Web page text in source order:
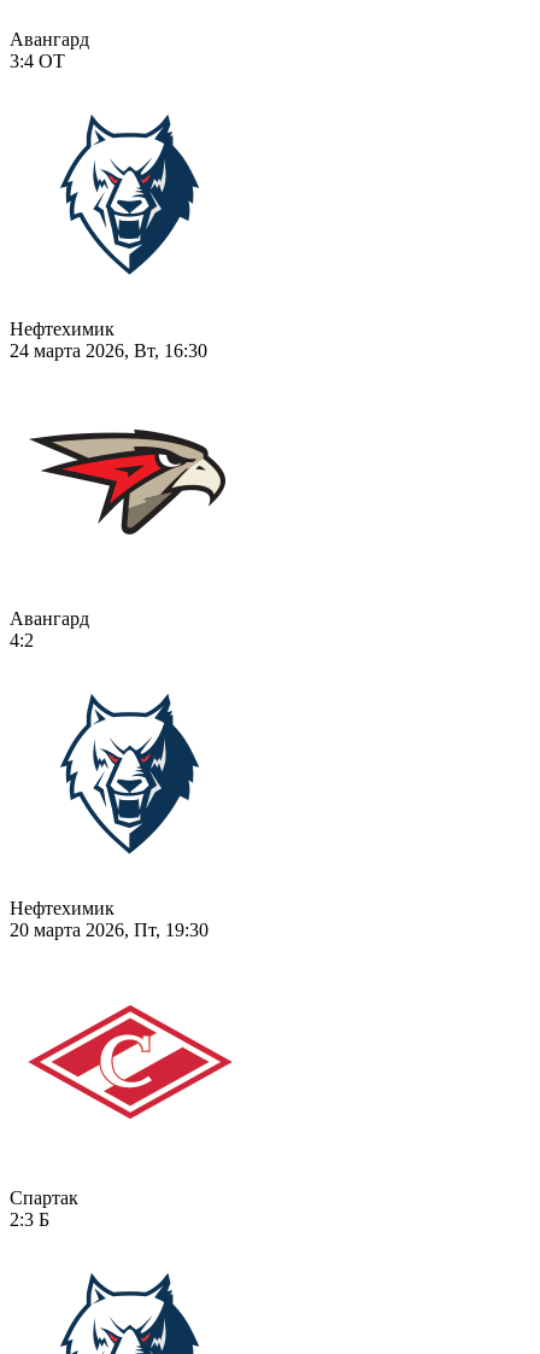
Авангард
3:4 ОТ
Нефтехимик
24 марта 2026, Вт, 16:30
Авангард
4:2
Нефтехимик
20 марта 2026, Пт, 19:30
Спартак
2:3 Б